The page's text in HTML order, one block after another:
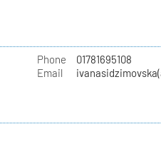
Phone
01781695108
Email